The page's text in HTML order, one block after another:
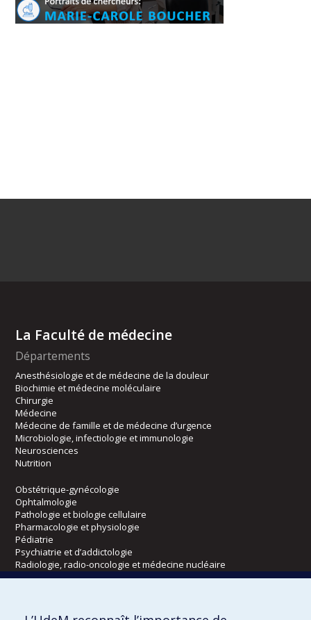
La Faculté de médecine
Départements
Anesthésiologie et de médecine de la douleur
Biochimie et médecine moléculaire
Chirurgie
Médecine
Médecine de famille et de médecine d’urgence
Microbiologie, infectiologie et immunologie
Neurosciences
Nutrition
Obstétrique-gynécologie
Ophtalmologie
Pathologie et biologie cellulaire
Pharmacologie et physiologie
Pédiatrie
Psychiatrie et d’addictologie
Radiologie, radio-oncologie et médecine nucléaire